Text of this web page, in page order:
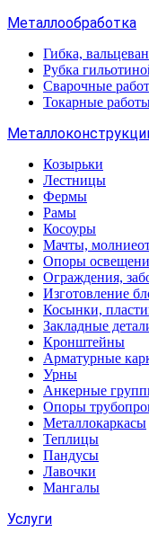
Металлообработка
Гибка,
Рубка
Сварочные
Токарные
Козырьки
Лестницы
Фермы
Рамы
Косоуры
Мачты,
Опоры
Ограждения,
Изготовление
Косынки,
Закладные
Кронштейны
Арматурные
Урны
Анкерные
Опоры
Металлокаркасы
Теплицы
Пандусы
Лавочки
Мангалы
Услуги